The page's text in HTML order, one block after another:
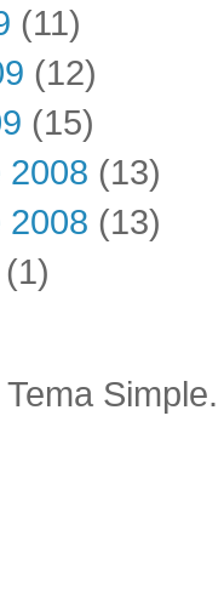
(11)
(12)
(15)
2008 (13)
2008 (13)
(1)
Tema